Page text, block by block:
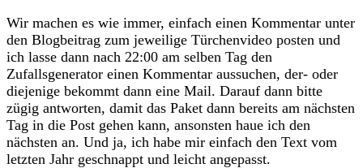
Wir machen es wie immer, einfach einen Kommentar unter
den Blogbeitrag zum jeweilige Türchenvideo posten und
ich lasse dann nach 22:00 am selben Tag den
Zufallsgenerator einen Kommentar aussuchen, der- oder
diejenige bekommt dann eine Mail. Darauf dann bitte
zügig antworten, damit das Paket dann bereits am nächsten
Tag in die Post gehen kann, ansonsten haue ich den
nächsten an. Und ja, ich habe mir einfach den Text vom
letzten Jahr geschnappt und leicht angepasst.